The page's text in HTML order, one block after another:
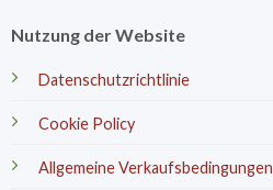
Nutzung der Website
Datenschutzrichtlinie
Cookie Policy
Allgemeine Verkaufsbedingungen